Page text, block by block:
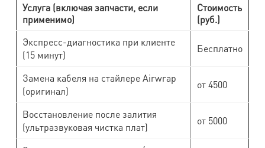
Услуга (включая запчасти, если
применимо)
Стоимость
(руб.)
Экспресс-диагностика при клиенте
(15 минут)
Бесплатно
Замена кабеля на стайлере Airwrap
(оригинал)
от 4500
Восстановление после залития
(ультразвуковая чистка плат)
от 5000